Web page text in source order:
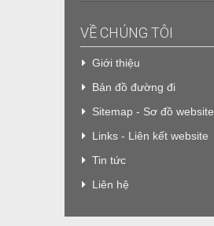
VỀ CHÚNG TÔI
Giới thiệu
Bản đồ đường đi
Sitemap - Sơ đồ website
Links - Liên kết website
Tin tức
Liên hệ